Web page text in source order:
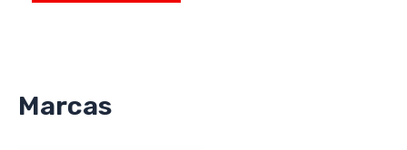
Marcas